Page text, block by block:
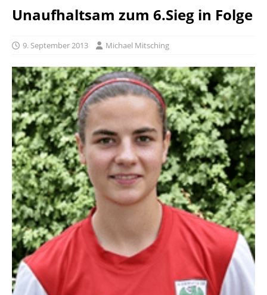
Unaufhaltsam zum 6.Sieg in Folge
9. September 2013 Michael Mitsching